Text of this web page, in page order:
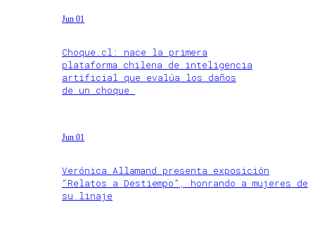
Jun 01
Choque.cl: nace la primera
plataforma chilena de inteligencia
artificial que evalúa los daños
de un choque
Jun 01
Verónica Allamand presenta exposición
“Relatos a Destiempo”, honrando a mujeres de
su linaje